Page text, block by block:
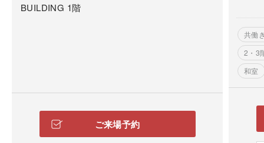
BUILDING 1階
ご来場予約
共働
2・3
和室
在宅